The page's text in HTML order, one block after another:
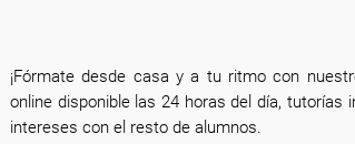
¡Fórmate desde casa y a tu ritmo con
online disponible las 24 horas del día, tutorías
intereses con el resto de alumnos.